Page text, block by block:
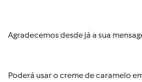
Agradecemos desde já a sua
Poderá usar o creme de caramelo